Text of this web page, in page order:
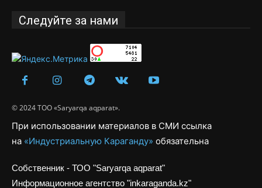
Следуйте за нами
© 2024 ТОО «Saryarqa aqparat».
При использовании материалов в СМИ ссылка
на «Индустриальную Караганду» обязательна
Собственник - ТОО "Saryarqa aqparat"
Информационное агентство "inkaraganda.kz"